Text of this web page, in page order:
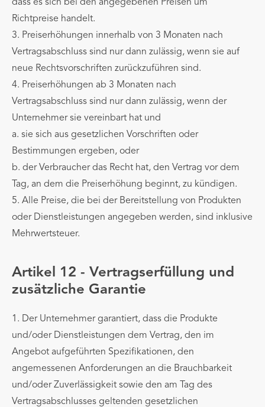
dass es sich bei den angegebenen Preisen um
Richtpreise handelt.
3. Preiserhöhungen innerhalb von 3 Monaten nach
Vertragsabschluss sind nur dann zulässig, wenn sie auf
neue Rechtsvorschriften zurückzuführen sind.
4. Preiserhöhungen ab 3 Monaten nach
Vertragsabschluss sind nur dann zulässig, wenn der
Unternehmer sie vereinbart hat und
a. sie sich aus gesetzlichen Vorschriften oder
Bestimmungen ergeben, oder
b. der Verbraucher das Recht hat, den Vertrag vor dem
Tag, an dem die Preiserhöhung beginnt, zu kündigen.
5. Alle Preise, die bei der Bereitstellung von Produkten
oder Dienstleistungen angegeben werden, sind inklusive
Mehrwertsteuer.
Artikel 12 - Vertragserfüllung und
zusätzliche Garantie
1. Der Unternehmer garantiert, dass die Produkte
und/oder Dienstleistungen dem Vertrag, den im
Angebot aufgeführten Spezifikationen, den
angemessenen Anforderungen an die Brauchbarkeit
und/oder Zuverlässigkeit sowie den am Tag des
Vertragsabschlusses geltenden gesetzlichen